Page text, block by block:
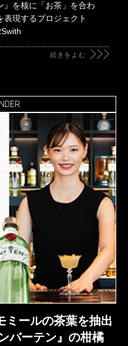
』を核に「お茶」を合わ
現するプロジェクト
続きをよむ
ミールの茶葉を抽出
バーテン』の柑橘